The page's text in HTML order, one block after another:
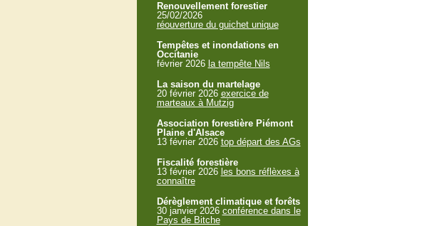
Renouvellement forestier
25/02/2026
réouverture du guichet unique
Tempêtes et inondations en
Occitanie
février 2026 la tempête Nils
La saison du martelage
20 février 2026 exercice de
marteaux à Mutzig
Association forestière Piémont
Plaine d'Alsace
13 février 2026 top départ des AGs
Fiscalité forestière
13 février 2026 les bons réflèxes à
connaître
Dérèglement climatique et forêts
30 janvier 2026 conférence dans le
Pays de Bitche